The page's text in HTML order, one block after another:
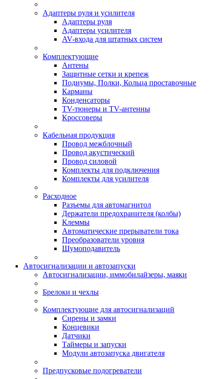
Адаптеры руля и усилителя
Адаптеры руля
Адаптеры усилителя
AV-входа для штатных систем
Комплектующие
Антены
Защитные сетки и крепеж
Подиумы, Полки, Кольца проставочные
Карманы
Конденсаторы
TV-тюнеры и TV-антенны
Кроссоверы
Кабельная продукция
Провод межблочный
Провод акустический
Провод силовой
Комплекты для подключения
Комплекты для усилителя
Расходное
Разъемы для автомагнитол
Держатели предохранителя (колбы)
Клеммы
Автоматические прерыватели тока
Преобразователи уровня
Шумоподавитель
Автосигнализации и автозапуски
Автосигнализации, иммобилайзеры, маяки
Брелоки и чехлы
Комплектующие для автосигнализаций
Сирены и замки
Концевики
Датчики
Таймеры и запуски
Модули автозапуска двигателя
Предпусковые подогреватели